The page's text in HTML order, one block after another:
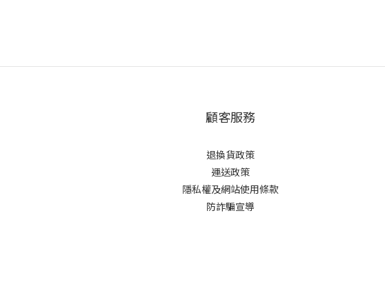
顧客服務
退換貨政策
運送政策
隱私權及網站使用條款
防詐騙宣導